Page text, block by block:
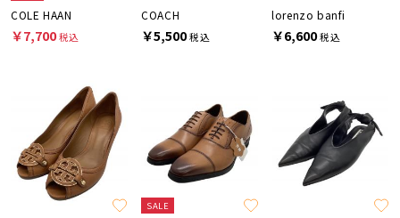
COLE HAAN
￥7,700税込
COACH
￥5,500税込
lorenzo banfi
￥6,600税込
SALE